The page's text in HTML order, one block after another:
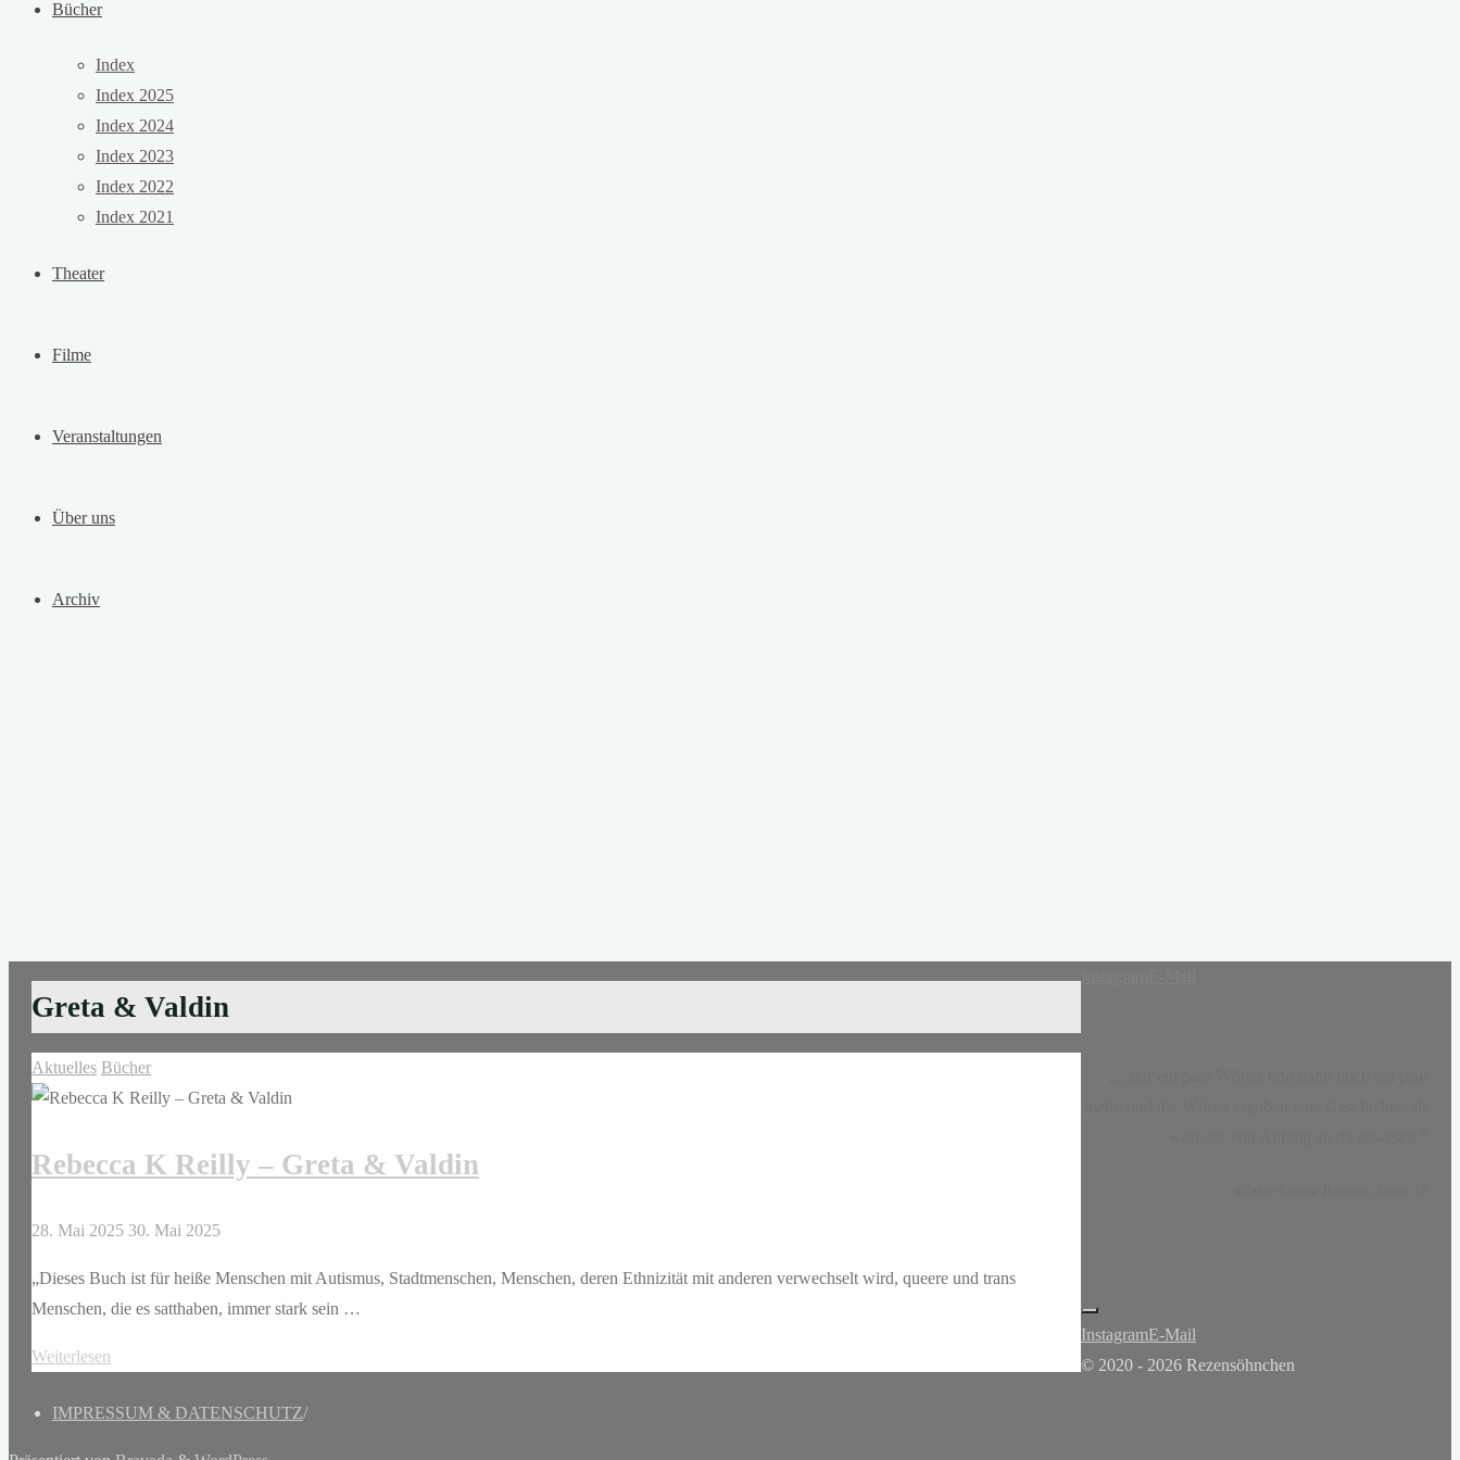
Bücher
Index
Index 2025
Index 2024
Index 2023
Index 2022
Index 2021
Theater
Filme
Veranstaltungen
Über uns
Archiv
Greta & Valdin
Aktuelles Bücher
Rebecca K Reilly – Greta & Valdin
28. Mai 2025 30. Mai 2025
„Dieses Buch ist für heiße Menschen mit Autismus, Stadtmenschen, Menschen, deren Ethnizität mit anderen verwechselt wird, queere und trans
Menschen, die es satthaben, immer stark sein …
Weiterlesen
Reilly
InstagramE-Mail
© 2020 - 2026 Rezensöhnchen
IMPRESSUM & DATENSCHUTZ/